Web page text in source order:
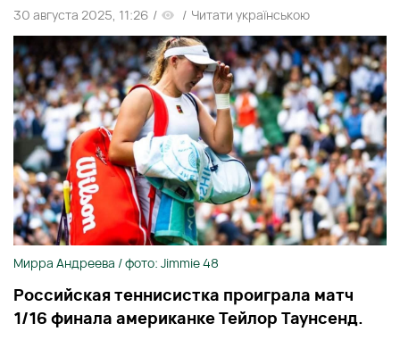
30 августа 2025, 11:26 / / Читати українською
Мирра Андреева / фото: Jimmie 48
Российская теннисистка проиграла матч
1/16 финала американке Тейлор Таунсенд.